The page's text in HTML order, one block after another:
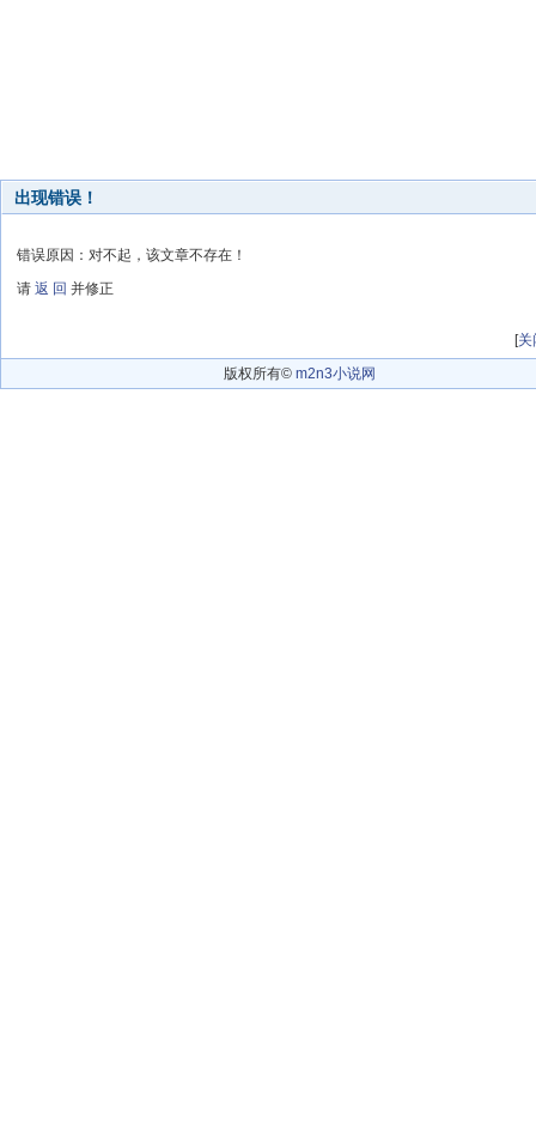
出现错误！
错误原因：对不起，该文章不存在！
请 返 回 并修正
[关
版权所有© m2n3小说网